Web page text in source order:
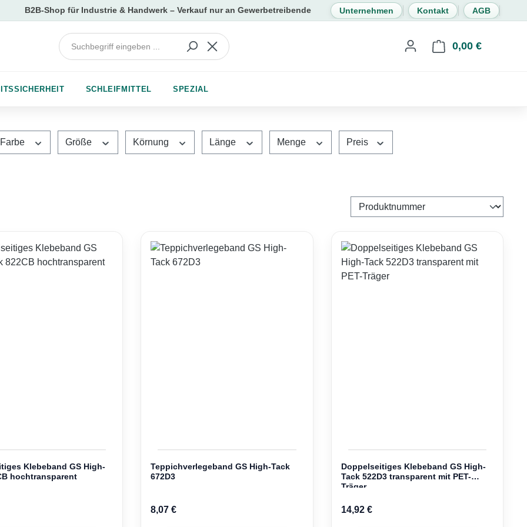
Unternehmen Kontakt AGB
0,00 €
SCHLEIFMITTEL SPEZIAL
Farbe Größe Körnung Länge Menge Preis
Klebeband GS High-
hochtransparent
Teppichverlegeband GS High-Tack
672D3
8,07 €
Doppelseitiges Klebeband GS High-
Tack 522D3 transparent mit PET-
Träger
14,92 €